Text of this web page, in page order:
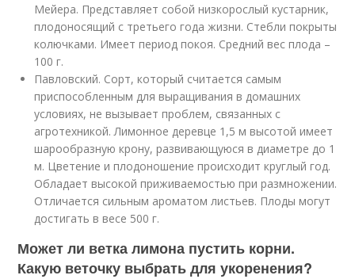
Мейера. Представляет собой низкорослый кустарник,
плодоносящий с третьего года жизни. Стебли покрыты
колючками. Имеет период покоя. Средний вес плода –
100 г.
Павловский. Сорт, который считается самым
приспособленным для выращивания в домашних
условиях, не вызывает проблем, связанных с
агротехникой. Лимонное деревце 1,5 м высотой имеет
шарообразную крону, развивающуюся в диаметре до 1
м. Цветение и плодоношение происходит круглый год.
Обладает высокой приживаемостью при размножении.
Отличается сильным ароматом листьев. Плоды могут
достигать в весе 500 г.
Может ли ветка лимона пустить корни.
Какую веточку выбрать для укоренения?